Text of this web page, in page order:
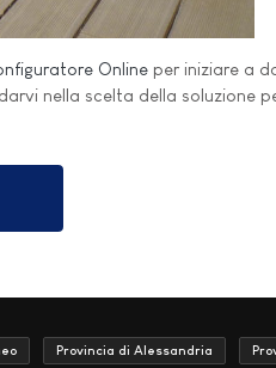
Online per iniziare a
nella scelta della soluzione
Provincia di Alessandria